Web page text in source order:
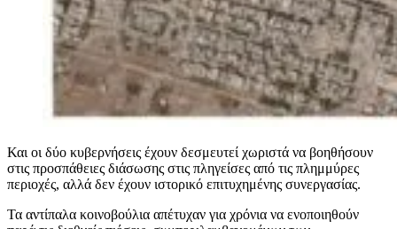
Και οι δύο κυβερνήσεις έχουν δεσμευτεί χωριστά να βοηθήσουν
στις προσπάθειες διάσωσης στις πληγείσες από τις πλημμύρες
περιοχές, αλλά δεν έχουν ιστορικό επιτυχημένης συνεργασίας.
Τα αντίπαλα κοινοβούλια απέτυχαν για χρόνια να ενοποιηθούν